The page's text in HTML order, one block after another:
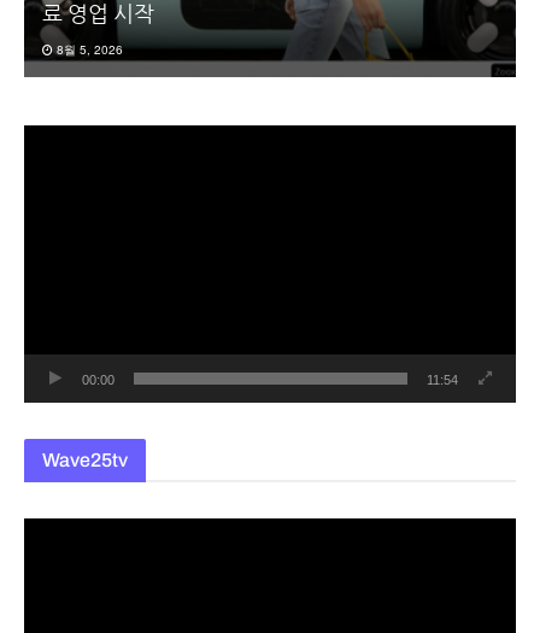
료 영업 시작
8월 5, 2026
00:00 11:54
Wave25tv